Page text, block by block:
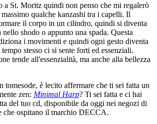
a St. Moritz quindi non penso che mi regalerò
massimo qualche kanzashi tra i capelli. Il
il corpo in un cilindro, quindi si diventa
nello shodo o appunto una spada. Questa
i movimenti e quindi ogni gesto diventa
stesso ci si sente forti ed essenziali.
tende all'essenzialità, ma anche alla bellezza
tomesode, è lecito affermare che ti sei fatta un
zen: Minimal Harp? Ti sei fatta e ci hai
del tuo cd, disponibile da oggi nei negozi di
che ospitano il marchio DECCA.